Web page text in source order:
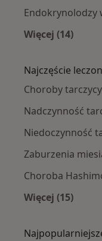
Endokrynolodzy
Więcej (14)
Najczęście
Choroby
Nadczynność
Niedoczynność
Zaburzenia
Choroba
Więcej (15)